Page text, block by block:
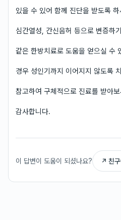
있을 수 있어 함께 진단을 받도록
심간열성, 간신음허 등으로 변증하
같은 한방치료로 도움을 얻으실 수
경우 성인기까지 이어지지 않도록
참고하여 구체적으로 진료를 받아
감사합니다.
이 답변이 도움이 되셨나요? ↗ 친